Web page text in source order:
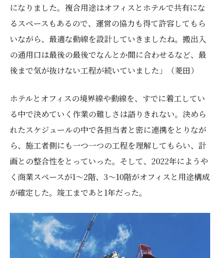
になりました。複合用途はオフィスとホテルで共有にな
るスペースもあるので、運営の協力も得て許容してもら
いながら、最適な動線を設計していきましたね。搬出入
の通用口は最後の最後でなんとか間に合わせるなど、最
後まで気が抜けない工程が続いていました」（菱田）
ホテルとオフィスの境界線や動線を、すでに着工してい
る中で決めていく作業の難しさは語りきれない。決めら
れたスケジュールの中で各担当者と密に連携をとりなが
ら、施工者側にも一つ一つの工程を理解してもらい、計
画との整合性をとっていった。そして、2022年にようや
く商業スペースが1〜2階、3〜10階がオフィスと用途構成
が確定した。竣工まであと1年だった。